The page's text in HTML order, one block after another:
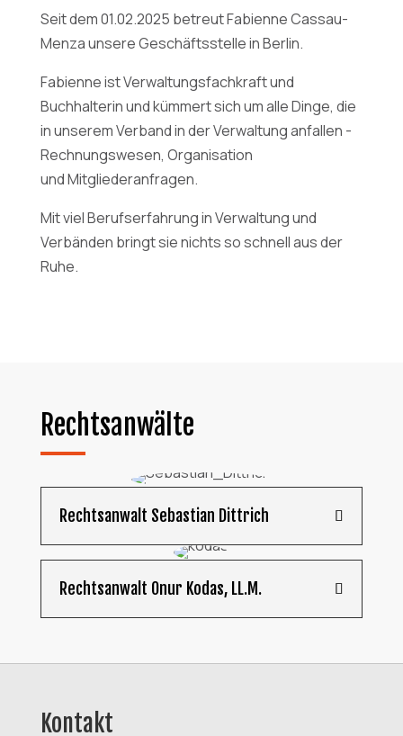
Seit dem 01.02.2025 betreut Fabienne Cassau-
Menza unsere Geschäftsstelle in Berlin.
Fabienne ist Verwaltungsfachkraft und
Buchhalterin und kümmert sich um alle Dinge, die
in unserem Verband in der Verwaltung anfallen -
Rechnungswesen, Organisation
und Mitgliederanfragen.
Mit viel Berufserfahrung in Verwaltung und
Verbänden bringt sie nichts so schnell aus der
Ruhe.
Rechtsanwälte
Rechtsanwalt Sebastian Dittrich
Rechtsanwalt Onur Kodas, LL.M.
Kontakt